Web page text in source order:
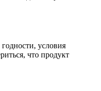
условия
что продукт